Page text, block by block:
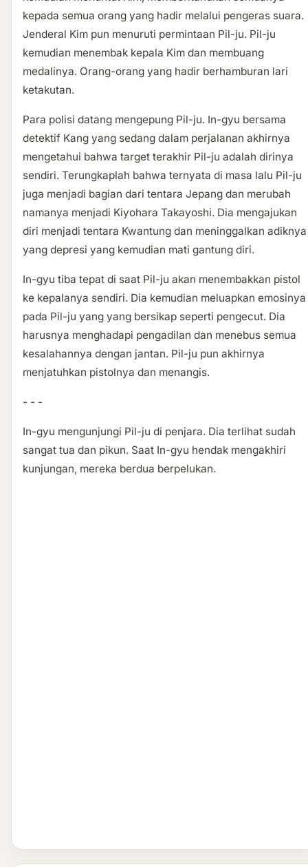
kepada semua orang yang hadir melalui pengeras suara.
Jenderal Kim pun menuruti permintaan Pil-ju. Pil-ju
kemudian menembak kepala Kim dan membuang
medalinya. Orang-orang yang hadir berhamburan lari
ketakutan.
Para polisi datang mengepung Pil-ju. In-gyu bersama
detektif Kang yang sedang dalam perjalanan akhirnya
mengetahui bahwa target terakhir Pil-ju adalah dirinya
sendiri. Terungkaplah bahwa ternyata di masa lalu Pil-ju
juga menjadi bagian dari tentara Jepang dan merubah
namanya menjadi Kiyohara Takayoshi. Dia mengajukan
diri menjadi tentara Kwantung dan meninggalkan adiknya
yang depresi yang kemudian mati gantung diri.
In-gyu tiba tepat di saat Pil-ju akan menembakkan pistol
ke kepalanya sendiri. Dia kemudian meluapkan emosinya
pada Pil-ju yang yang bersikap seperti pengecut. Dia
harusnya menghadapi pengadilan dan menebus semua
kesalahannya dengan jantan. Pil-ju pun akhirnya
menjatuhkan pistolnya dan menangis.
- - -
In-gyu mengunjungi Pil-ju di penjara. Dia terlihat sudah
sangat tua dan pikun. Saat In-gyu hendak mengakhiri
kunjungan, mereka berdua berpelukan.